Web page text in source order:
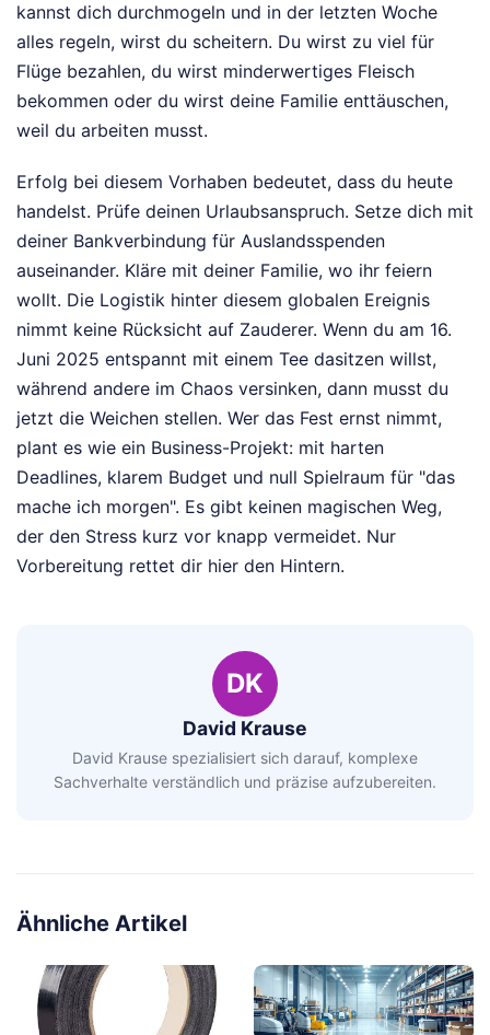
kannst dich durchmogeln und in der letzten Woche
alles regeln, wirst du scheitern. Du wirst zu viel für
Flüge bezahlen, du wirst minderwertiges Fleisch
bekommen oder du wirst deine Familie enttäuschen,
weil du arbeiten musst.
Erfolg bei diesem Vorhaben bedeutet, dass du heute
handelst. Prüfe deinen Urlaubsanspruch. Setze dich mit
deiner Bankverbindung für Auslandsspenden
auseinander. Kläre mit deiner Familie, wo ihr feiern
wollt. Die Logistik hinter diesem globalen Ereignis
nimmt keine Rücksicht auf Zauderer. Wenn du am 16.
Juni 2025 entspannt mit einem Tee dasitzen willst,
während andere im Chaos versinken, dann musst du
jetzt die Weichen stellen. Wer das Fest ernst nimmt,
plant es wie ein Business-Projekt: mit harten
Deadlines, klarem Budget und null Spielraum für "das
mache ich morgen". Es gibt keinen magischen Weg,
der den Stress kurz vor knapp vermeidet. Nur
Vorbereitung rettet dir hier den Hintern.
DK
David Krause
David Krause spezialisiert sich darauf, komplexe
Sachverhalte verständlich und präzise aufzubereiten.
Ähnliche Artikel